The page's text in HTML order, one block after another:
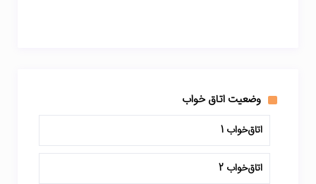
وضعیت اتاق خواب
اتاق‌خواب 1
اتاق‌خواب 2